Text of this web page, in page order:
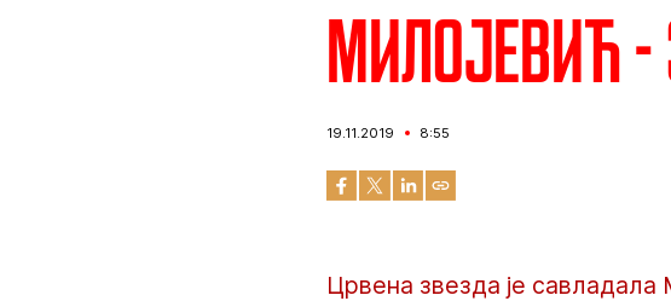
Милојевић
19.11.2019 8:55
Црвена звезда је